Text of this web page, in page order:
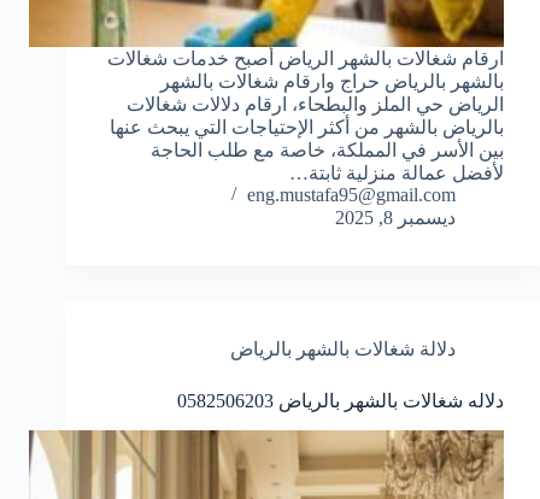
ارقام شغالات بالشهر الرياض أصبح خدمات شغالات
بالشهر بالرياض حراج وارقام شغالات بالشهر
الرياض حي الملز والبطحاء، ارقام دلالات شغالات
بالرياض بالشهر من أكثر الإحتياجات التي يبحث عنها
بين الأسر في المملكة، خاصة مع طلب الحاجة
لأفضل عمالة منزلية ثابتة…
eng.mustafa95@gmail.com
ديسمبر 8, 2025
دلالة شغالات بالشهر بالرياض
دلاله شغالات بالشهر بالرياض 0582506203